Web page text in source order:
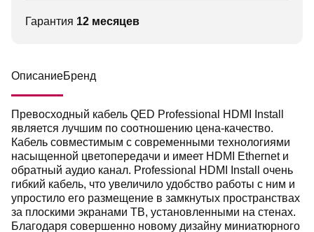
Гарантия 12 месяцев
ОписаниеБренд
Превосходный кабель QED Professional HDMI Install
является лучшим по соотношению цена-качество.
Кабель совместимым с современными технологиями
насыщенной цветопередачи и имеет HDMI Ethernet и
обратный аудио канал. Professional HDMI Install очень
гибкий кабель, что увеличило удобство работы с ним и
упростило его размещение в замкнутых пространствах
за плоскими экранами ТВ, установленными на стенах.
Благодаря совершенно новому дизайну миниатюрного